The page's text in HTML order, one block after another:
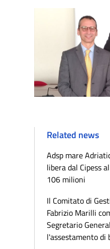
Related news
Adsp mare
libera dal Cipess
106 milioni
Il Comitato di
Fabrizio Marilli
Segretario
l'assestamento di